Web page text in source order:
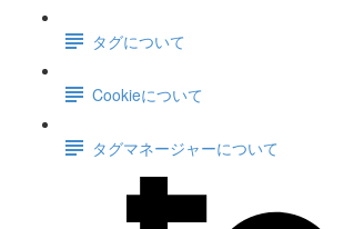
タグについて
Cookieについて
タグマネージャーについて